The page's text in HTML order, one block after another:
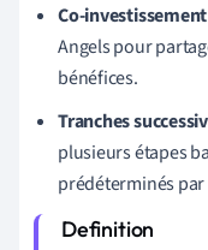
Co-
Angels pour
bénéfices.
Tranches
plusieurs étapes
prédéterminés